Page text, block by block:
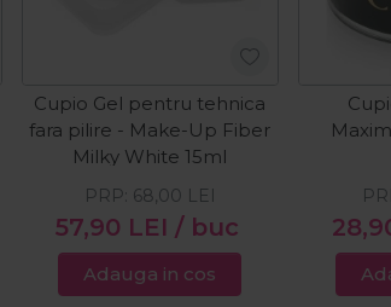
Cupio Gel pentru tehnica
fara pilire - Make-Up Fiber
Milky White 15ml
57,90 LEI / buc
PRP: 68,00 LEI
Adauga in cos